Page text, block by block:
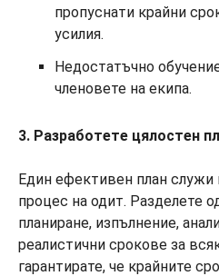
пропуснати крайни
усилия.
Недостатъчно
членовете на екипа.
3. Разработете цялостен
Един ефективен план служи
процес на одит. Разделете
планиране, изпълнение,
реалистични срокове за
гарантирате, че крайните